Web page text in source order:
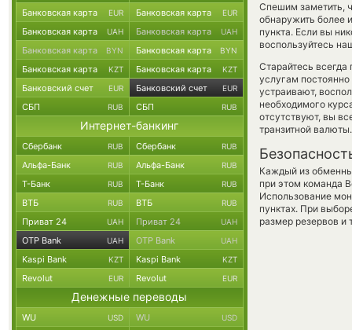
Спешим заметить,
обнаружить более
пункта. Если вы
воспользуйтесь
Старайтесь
услугам
устраивают,
необходимого
отсутствуют, вы
транзитной валюты.
Каждый из
при этом команда
Использование
пунктах. При
размер резервов и
Банковская карта EUR Банковская карта EUR
Банковская карта UAH Банковская карта UAH
Банковская карта BYN Банковская карта BYN
Банковская карта KZT Банковская карта KZT
Банковский счет EUR Банковский счет EUR
СБП RUB СБП RUB
Интернет-банкинг
Сбербанк RUB Сбербанк RUB
Альфа-Банк RUB Альфа-Банк RUB
Т-Банк RUB Т-Банк RUB
ВТБ RUB ВТБ RUB
Приват 24 UAH Приват 24 UAH
OTP Bank UAH OTP Bank UAH
Kaspi Bank KZT Kaspi Bank KZT
Revolut EUR Revolut EUR
Денежные переводы
WU USD WU USD